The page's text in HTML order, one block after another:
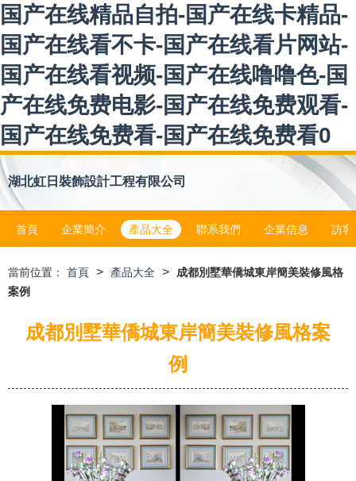
国产在线精品自拍-国产在线卡精品-
国产在线看不卡-国产在线看片网站-
国产在线看视频-国产在线噜噜色-国
产在线免费电影-国产在线免费观看-
国产在线免费看-国产在线免费看0
湖北虹日裝飾設計工程有限公司
首頁 企業簡介 產品大全 聯系我們 企業信息 訪客
當前位置： 首頁 > 產品大全 >
成都別墅華僑城東岸簡美裝修風格
案例
成都別墅華僑城東岸簡美裝修風格案
例